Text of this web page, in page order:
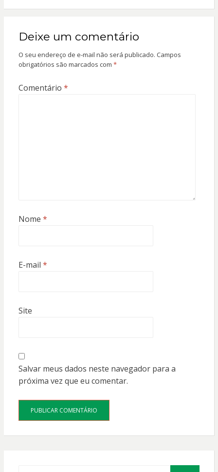
Deixe um comentário
O seu endereço de e-mail não será publicado. Campos
obrigatórios são marcados com *
Comentário *
Nome *
E-mail *
Site
Salvar meus dados neste navegador para a
próxima vez que eu comentar.